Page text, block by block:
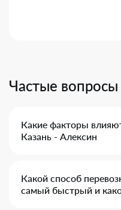
Частые
Какие факторы
Казань - Алексин
Какой способ
самый быстрый и